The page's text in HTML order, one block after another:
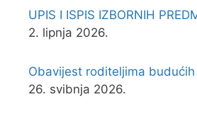
UPIS I ISPIS IZBORNIH
2. lipnja 2026.
Obavijest roditeljima
26. svibnja 2026.